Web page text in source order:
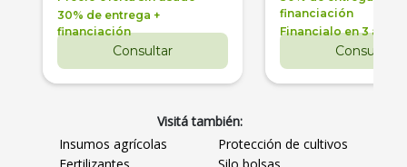
30% de entrega +
financiación
Consultar
financiación
Financialo en 3 años
Consultar
Visitá también:
Insumos agrícolas
Protección de cultivos